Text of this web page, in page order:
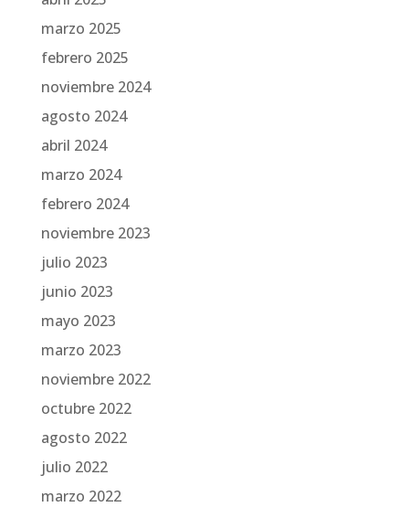
marzo 2025
febrero 2025
noviembre 2024
agosto 2024
abril 2024
marzo 2024
febrero 2024
noviembre 2023
julio 2023
junio 2023
mayo 2023
marzo 2023
noviembre 2022
octubre 2022
agosto 2022
julio 2022
marzo 2022